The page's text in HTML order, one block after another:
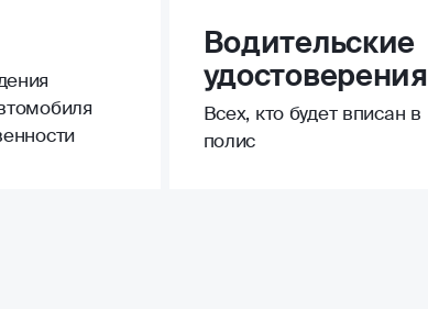
Водительские
удостоверения
Всех, кто будет вписан в
полис